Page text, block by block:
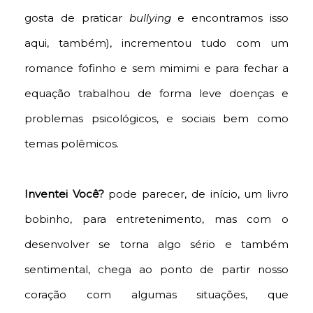
gosta de praticar bullyinge encontramos isso
aqui, também), incrementou tudo com um
romance fofinho e sem mimimi e para fechar a
equação trabalhou de forma leve doenças e
problemas psicológicos, e sociais bem como
temas polêmicos.
Inventei Você?pode parecer, de início, um livro
bobinho, para entretenimento, mas com o
desenvolver se torna algo sério e também
sentimental, chega ao ponto de partir nosso
coração com algumas situações, que